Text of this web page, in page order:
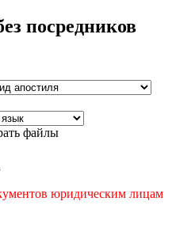
посредников
файлы
юридическим лицам